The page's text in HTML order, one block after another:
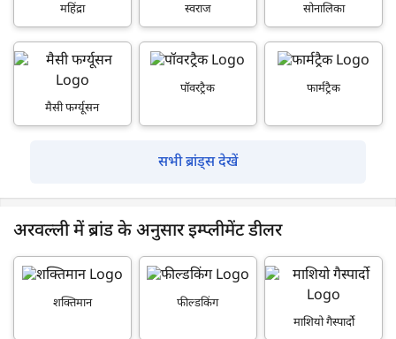
महिंद्रा स्वराज सोनालिका
मैसी फर्ग्यूसन
पॉवरट्रैक फार्मट्रैक
सभी ब्रांड्स देखें
अरवल्ली में ब्रांड के अनुसार इम्प्लीमेंट डीलर
शक्तिमान
फील्डकिंग
माशियो गैस्पार्दो